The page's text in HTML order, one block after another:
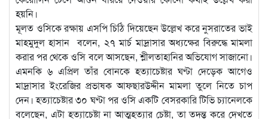
হয়নি।
মূলত ওসিকে রক্ষায় এসপি চিঠি দিয়েছেন উল্লেখ করে নুসরাতের ভাই
মাহমুদুল হাসান বলেন, ২৭ মার্চ মাদ্রাসার অধ্যক্ষের বিরুদ্ধে মামলা
করার পর থেকে ওসি বলে আসছেন, শ্লীলতাহানির অভিযোগ সাজানো।
এমনকি ৬ এপ্রিল তাঁর বোনকে হত্যাচেষ্টার ঘণ্টা দেড়েক আগেও
মাদ্রাসার ইংরেজির প্রভাষক আফছারউদ্দীন মামলা তুলে নিতে চাপ
দেন। হত্যাচেষ্টার ৩০ ঘণ্টা পর ওসি একটি বেসরকারি টিভি চ্যানেলকে
বলেছেন, এটা হত্যাচেষ্টা না আত্মহত্যার চেষ্টা, তা তদন্ত করে দেখতে